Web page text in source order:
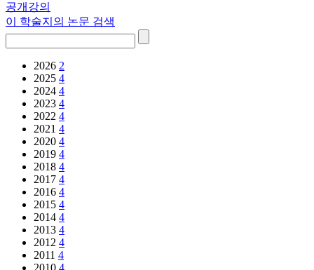
공개강의
이 학술지의 논문 검색
2026 2
2025 4
2024 4
2023 4
2022 4
2021 4
2020 4
2019 4
2018 4
2017 4
2016 4
2015 4
2014 4
2013 4
2012 4
2011 4
2010 4